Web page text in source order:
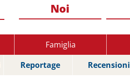
Noi
Famiglia
Reportage Recensioni